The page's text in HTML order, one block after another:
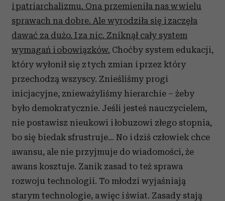
i patriarchalizmu. Ona przemieniła nas w wielu
sprawach na dobre. Ale wyrodziła się i zaczęła
dawać za dużo. I za nic. Zniknął cały system
wymagań i obowiązków. Choćby system edukacji,
który wyłonił się z tych zmian i przez który
przechodzą wszyscy. Znieśliśmy progi
inicjacyjne, znieważyliśmy hierarchie – żeby
było demokratycznie. Jeśli jesteś nauczycielem,
nie postawisz nieukowi i łobuzowi złego stopnia,
bo się biedak sfrustruje... No i dziś człowiek chce
awansu, ale nie przyjmuje do wiadomości, że
awans kosztuje. Zanik zasad to też sprawa
rozwoju technologii. To młodzi wyjaśniają
starym technologie, a więc i świat. Zasady stają